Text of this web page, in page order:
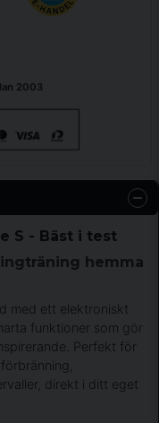
2003
S - Bäst i test
hemma
med ett elektroniskt
funktioner som gör
Perfekt för
direkt i ditt eget